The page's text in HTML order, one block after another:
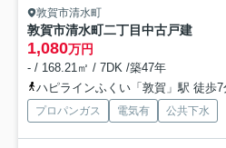
敦賀市清水町
敦賀市清水町二丁目中古戸建
1,080万円
- / 168.21㎡ / 7DK /築47年
ハピラインふくい「敦賀」駅 徒歩7
プロパンガス 電気有 公共下水